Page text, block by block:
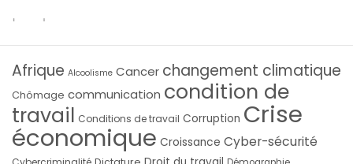
Afrique Alcoolisme Cancer changement climatique
Chômage communication condition de
travail Conditions de travail Corruption Crise
économique Croissance Cyber-sécurité